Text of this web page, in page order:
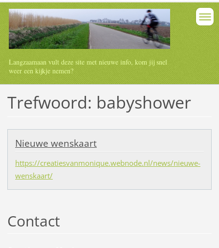
Langzaamaan vult deze site met nieuwe info, kom jij snel
weer een kijkje nemen?
Trefwoord: babyshower
Nieuwe wenskaart
https://creatiesvanmonique.webnode.nl/news/nieuwe-
wenskaart/
Contact